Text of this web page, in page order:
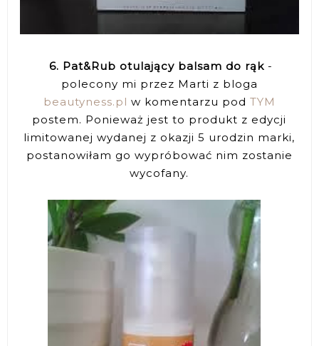
6. Pat&Rub otulający balsam do rąk -
polecony mi przez Marti z bloga
beautyness.pl w komentarzu pod TYM
postem. Ponieważ jest to produkt z edycji
limitowanej wydanej z okazji 5 urodzin marki,
postanowiłam go wypróbować nim zostanie
wycofany.